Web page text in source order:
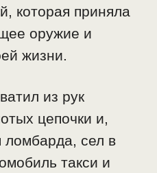
которая приняла
оружие и
жизни.
из рук
цепочки и,
сел в
такси и